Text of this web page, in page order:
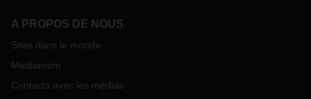
A PROPOS DE NOUS
Sites dans le monde
Mediaroom
Contacts avec les médias